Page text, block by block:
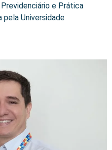
e Prática
pela Universidade